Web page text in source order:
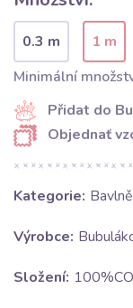
0.3 m 1 m
Minimální
Přidat do
Objednať
Kategorie:
Výrobce:
Složení: 100%CO